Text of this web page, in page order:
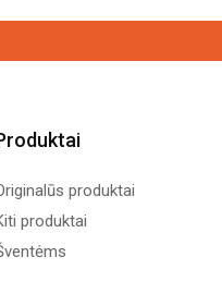
produktai
produktai